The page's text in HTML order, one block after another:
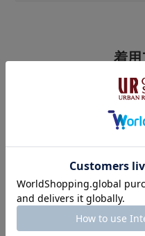
裏地があるので透け感は気になり
私の身長でくるぶし丈のスカート
フラットシューズでも問題なく履
ふんわり大人フレアなシルエット
着用
ソフトハンド
着用カラー：
着用サイズ：
DOORS
メタルドロッ
着用カラー：
着用サイズ：
￥5,500